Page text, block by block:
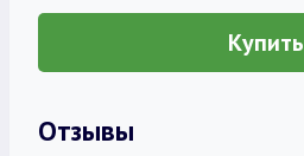
Купить
Отзывы